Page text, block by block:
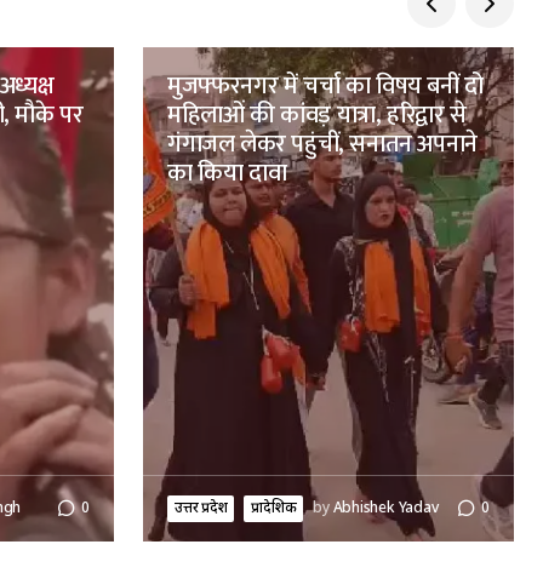
मौके पर
0
मुजफ्फरनगर में चर्चा का विषय बनीं दो
महिलाओं की कांवड़ यात्रा, हरिद्वार से
गंगाजल लेकर पहुंचीं, सनातन अपनाने
का किया दावा
उत्तर प्रदेश प्रादेशिक byAbhishek Yadav 0